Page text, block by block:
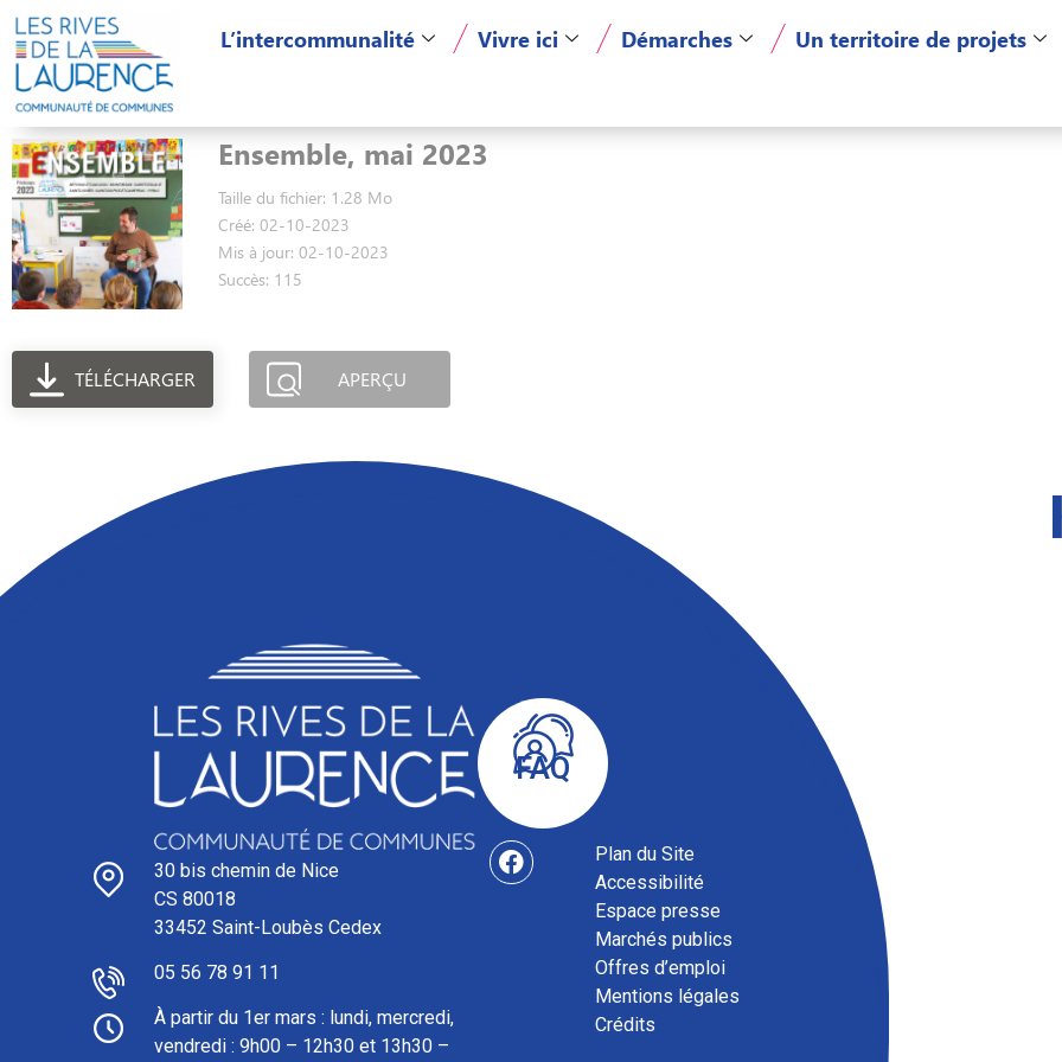
L’intercommunalité Vivre ici Démarches Un territoire de projets
Ensemble, mai 2023
Taille du fichier: 1.28 Mo
Créé: 02-10-2023
Mis à jour: 02-10-2023
Succès: 115
TÉLÉCHARGER APERÇU
30 bis chemin de Nice
CS 80018
33452 Saint-Loubès Cedex
05 56 78 91 11
À partir du 1er mars : l undi, mercredi,
vendredi : 9h00 – 12h30 et 13h30 –
FAQ
Plan du Site
Accessibilité
Espace presse
Marchés publics
Offres d’emploi
Mentions légales
Crédits